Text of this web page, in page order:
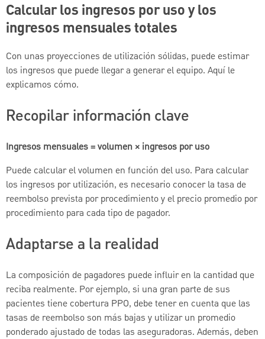
Calcular los ingresos por uso y los
ingresos mensuales totales
Con unas proyecciones de utilización sólidas, puede estimar
los ingresos que puede llegar a generar el equipo. Aquí le
explicamos cómo.
Recopilar información clave
Ingresos mensuales = volumen × ingresos por uso
Puede calcular el volumen en función del uso. Para calcular
los ingresos por utilización, es necesario conocer la tasa de
reembolso prevista por procedimiento y el precio promedio por
procedimiento para cada tipo de pagador.
Adaptarse a la realidad
La composición de pagadores puede influir en la cantidad que
reciba realmente. Por ejemplo, si una gran parte de sus
pacientes tiene cobertura PPO, debe tener en cuenta que las
tasas de reembolso son más bajas y utilizar un promedio
ponderado ajustado de todas las aseguradoras. Además, deben